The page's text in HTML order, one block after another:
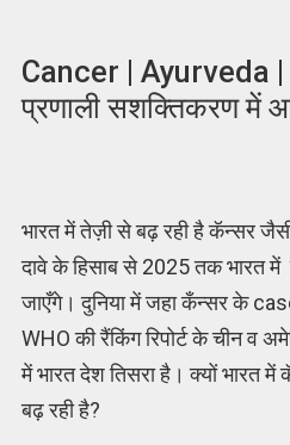
Cancer | Ayurveda |
प्रणाली सशक्तिकरण में
भारत में तेज़ी से बढ़ रही है कॅन्सर
दावे के हिसाब से 2025 तक भारत
जाएँगे। दुनिया में जहा कँन्सर के
WHO की रैंकिंग रिपोर्ट के चीन व
में भारत देश तिसरा है। क्यों भारत में
बढ़ रही है?